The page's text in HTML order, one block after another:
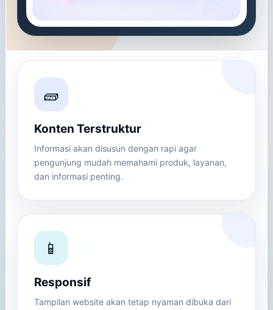
🧱
Konten Terstruktur
Informasi akan disusun dengan rapi agar
pengunjung mudah memahami produk, layanan,
dan informasi penting.
📱
Responsif
Tampilan website akan tetap nyaman dibuka dari